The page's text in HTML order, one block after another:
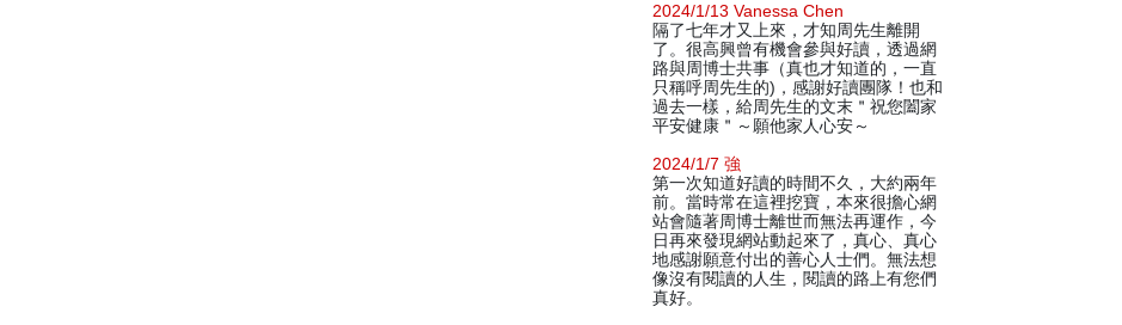
2024/1/13 Vanessa Chen
隔了七年才又上來，才知周先生離開
了。很高興曾有機會參與好讀，透過網
路與周博士共事（真也才知道的，一直
只稱呼周先生的)，感謝好讀團隊！也和
過去一樣，給周先生的文末＂祝您闔家
平安健康＂～願他家人心安～
2024/1/7 強
第一次知道好讀的時間不久，大約兩年
前。當時常在這裡挖寶，本來很擔心網
站會隨著周博士離世而無法再運作，今
日再來發現網站動起來了，真心、真心
地感謝願意付出的善心人士們。無法想
像沒有閱讀的人生，閱讀的路上有您們
真好。